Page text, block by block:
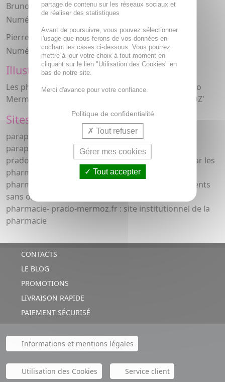
Bruno GIANONNE
Numéro RPPS : 10 000 36 50 06
Pierre RENAULT
Numéro RPPS : 1 000 19 80 621
Illustrations, photos des articles
Les photos sont la propriété de la pharmacie Prado
Mermoz. Elles sont digimarquées 'PRADO MERMOZ'
Sites rattachés
parapharmacie-et-medicament.com : site de
parapharmacie
prado-skincare.com : site de produits conseillés par les
pharmaciens
pharmacie-prado-mermoz.com : site de médicaments
sans ordonnance
pharmacie- prado-mermoz.fr : site institutionnel de la
pharmacie
CONTACTS
LE BLOG
PROMOTIONS
LIVRAISON RAPIDE
PAIEMENT SÉCURISÉ
Informations et mentions légales
Utilisation des Cookies Service client
partage de contenu sur les réseaux sociaux et
de réaliser des statistiques
Avant de poursuivre, vous pouvez sélectionner
l'usage que nous ferons de vos données en
cochant les cases ci-dessous. Vous pourrez
mettre à jour votre choix à tout moment en
cliquant sur le lien "Utilisation des Cookies" en
bas de notre site.
Merci d'avance pour votre confiance.
Politique de confidentialité
Tout refuser
Gérer mes cookies
Tout accepter